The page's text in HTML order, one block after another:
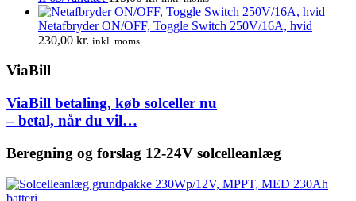
Netafbryder ON/OFF, Toggle Switch 250V/16A, hvid
230,00 kr. inkl. moms
ViaBill
ViaBill betaling, køb solceller nu
– betal, når du vil…
Beregning og forslag 12-24V solcelleanlæg